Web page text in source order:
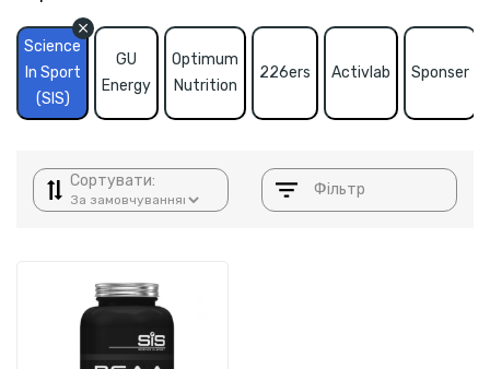
Science
In Sport
(SIS)
GU
Energy
Sponser
Optimum
Nutrition
226ers Activlab
Сортувати: Фільтр